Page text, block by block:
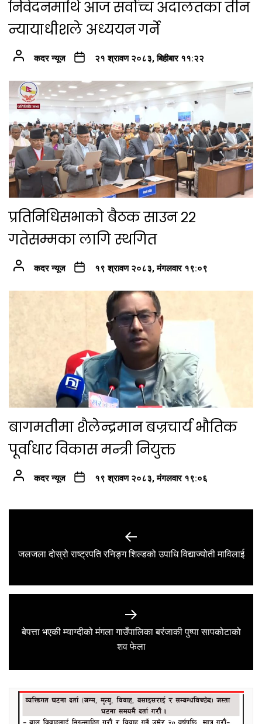
निवेदनमाथि आज सर्वोच्च अदालतका तीन
न्यायाधीशले अध्ययन गर्ने
कदर न्यूज २१ श्रावण २०८३, बिहीबार ११:२२
प्रतिनिधिसभाको बैठक साउन २२
गतेसम्मका लागि स्थगित
कदर न्यूज १९ श्रावण २०८३, मंगलवार १९:०९
बागमतीमा शैलेन्द्रमान बज्रचार्य भौतिक
पूर्वाधार विकास मन्त्री नियुक्त
कदर न्यूज १९ श्रावण २०८३, मंगलवार १९:०६
Previous
जलजला दोस्रो राष्ट्रपति रनिङ्ग शिल्डको उपाधि विद्याज्योती माविलाई
Next
post:
बेपत्ता भएकी म्याग्दीको मंगला गाउँपालिका बरंजाकी पुष्पा सापकोटाको
शव फेला